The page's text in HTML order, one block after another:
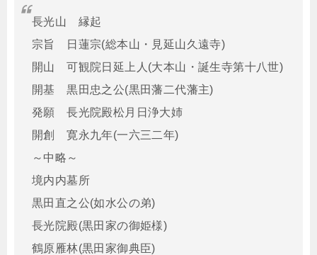
長光山 縁起
宗旨 日蓮宗(総本山・見延山久遠寺)
開山 可観院日延上人(大本山・誕生寺第十八世)
開基 黒田忠之公(黒田藩二代藩主)
発願 長光院殿松月日浄大姉
開創 寛永九年(一六三二年)
～中略～
境内内墓所
黒田直之公(如水公の弟)
長光院殿(黒田家の御姫様)
鶴原雁林(黒田家御典臣)